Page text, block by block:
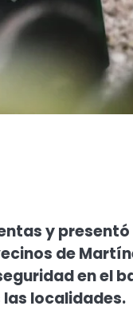
y
de
en el
localidades.